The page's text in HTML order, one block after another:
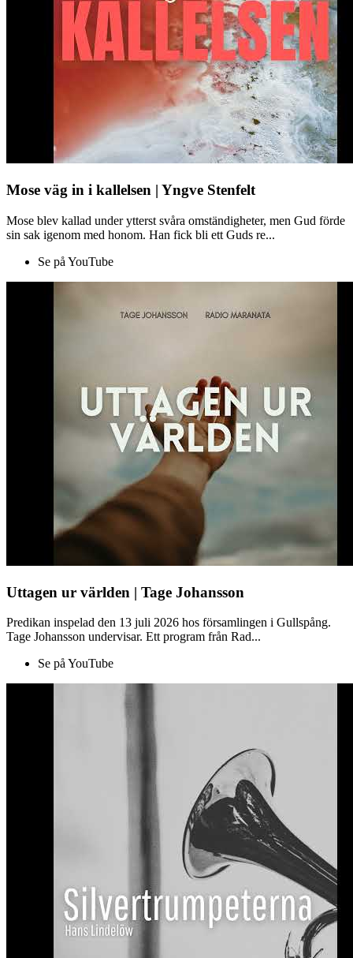
Mose väg in i kallelsen | Yngve Stenfelt
Mose blev kallad under ytterst svåra omständigheter, men Gud förde
sin sak igenom med honom. Han fick bli ett Guds re...
Se på YouTube
Uttagen ur världen | Tage Johansson
Predikan inspelad den 13 juli 2026 hos församlingen i Gullspång.
Tage Johansson undervisar. Ett program från Rad...
Se på YouTube